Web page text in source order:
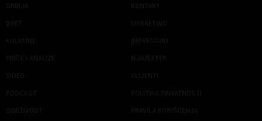
SRBIJA
SVET
KOLUMNE
PRIČE I ANALIZE
VIDEO
PODCAST
ODRŽIVOST
KONTAKT
MARKETING
IMPRESSUM
NJUZLETER
KLIJENTI
POLITIKA PRIVATNOSTI
PRAVILA KORIŠĆENJA